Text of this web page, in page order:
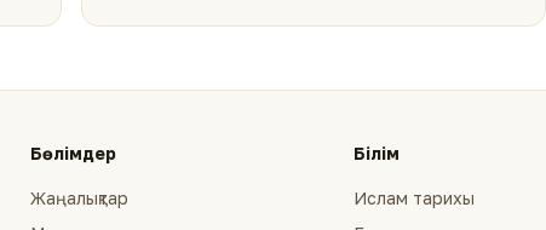
Бөлімдер
Жаңалықтар
Білім
Ислам тарихы